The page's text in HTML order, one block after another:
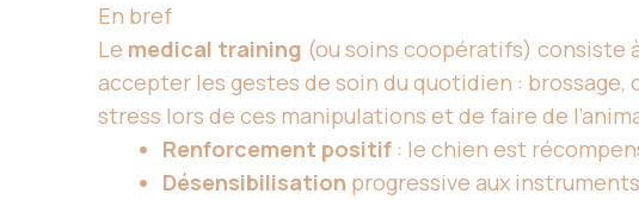
En bref
Le medical training (ou soins coopératifs) consiste
accepter les gestes de soin du quotidien :
stress lors de ces manipulations et de faire de
Renforcement positif : le chien est
Désensibilisation progressive aux